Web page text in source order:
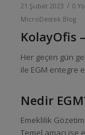
21 Şubat 2023 / 0
MicroDestek Blog
KolayOfis
Her geçen gün
ile EGM entegre
Nedir
Emeklilik
Temel amacı ise